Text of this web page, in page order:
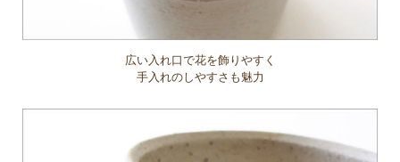
広い入れ口で花を飾りやすく
手入れのしやすさも魅力